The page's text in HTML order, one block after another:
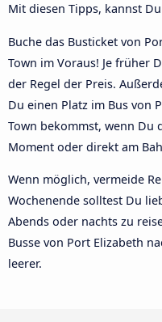
Mit diesen Tipps, kannst
Buche das Busticket von
Town im Voraus! Je früher
der Regel der Preis.
Du einen Platz im Bus von
Town bekommst, wenn Du
Moment oder direkt am
Wenn möglich, vermeide
Wochenende solltest Du
Abends oder nachts zu
Busse von Port Elizabeth
leerer.